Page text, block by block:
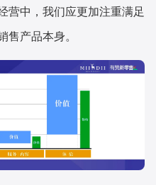
营中，我们应更加注重满足
产品本身。